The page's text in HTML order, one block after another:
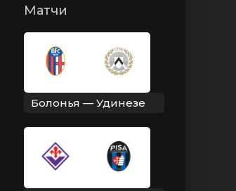
Матчи
Болонья — Удинезе